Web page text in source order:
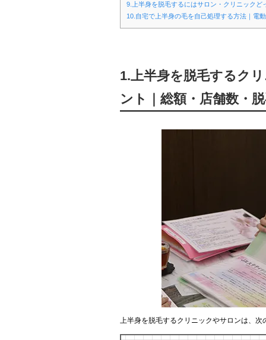
9.上半身を脱毛するにはサロン・クリニック
10.自宅で上半身の毛を自己処理する方法｜電
1.上半身を脱毛するク
ント｜総額・店舗数・
上半身を脱毛するクリニックやサロンは、